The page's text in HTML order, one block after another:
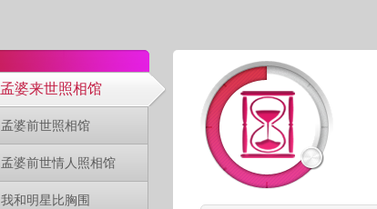
孟婆来世照相馆
孟婆前世照相馆
孟婆前世情人照相馆
我和明星比胸围